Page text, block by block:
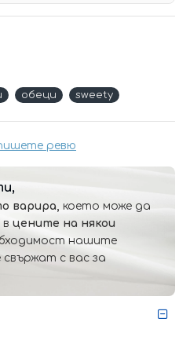
ревю
обеци sweety
варира, което може да
цените на някои
нашите
с вас за